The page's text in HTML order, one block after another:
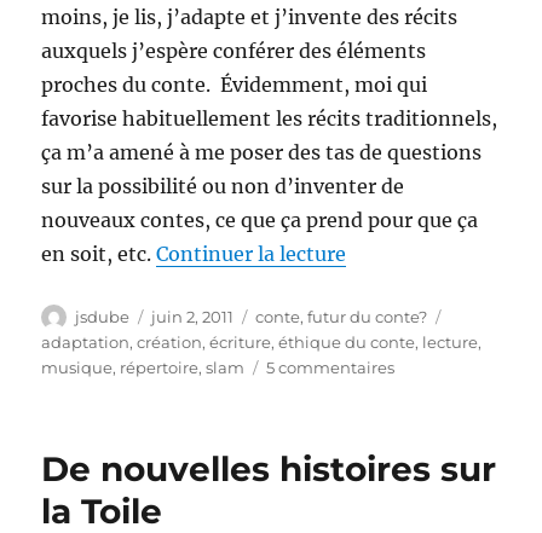
moins, je lis, j’adapte et j’invente des récits
auxquels j’espère conférer des éléments
proches du conte. Évidemment, moi qui
favorise habituellement les récits traditionnels,
ça m’a amené à me poser des tas de questions
sur la possibilité ou non d’inventer de
nouveaux contes, ce que ça prend pour que ça
en soit, etc.Continuer la lecture
Auteur
jsdube
Publié
le
juin 2, 2011 Catégories
conte,futur du conte?
adaptation,création,écriture,éthique du conte, lecture,
musique, répertoire,slam 5 commentairessur
mais
De nouvelles histoires sur
la Toile